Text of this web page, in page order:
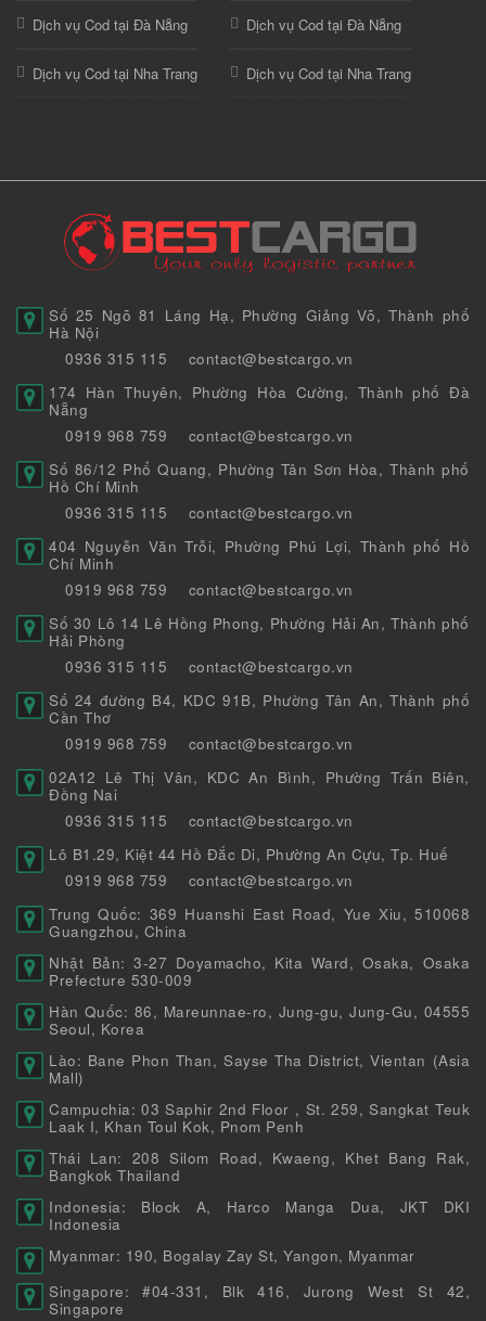
Dịch vụ Cod tại Đà Nẵng
Dịch vụ Cod tại Nha Trang
Dịch vụ Cod tại Đà Nẵng
Dịch vụ Cod tại Nha Trang
Số 25 Ngõ 81 Láng Hạ, Phường Giảng Võ, Thành phố
Hà Nội
0936 315 115
contact@bestcargo.vn
174 Hàn Thuyên, Phường Hòa Cường, Thành phố Đà
Nẵng
0919 968 759
contact@bestcargo.vn
Số 86/12 Phổ Quang, Phường Tân Sơn Hòa, Thành phố
Hồ Chí Minh
0936 315 115
contact@bestcargo.vn
404 Nguyễn Văn Trỗi, Phường Phú Lợi, Thành phố Hồ
Chí Minh
0919 968 759
contact@bestcargo.vn
Số 30 Lô 14 Lê Hồng Phong, Phường Hải An, Thành phố
Hải Phòng
0936 315 115
contact@bestcargo.vn
Số 24 đường B4, KDC 91B, Phường Tân An, Thành phố
Cần Thơ
0919 968 759
contact@bestcargo.vn
02A12 Lê Thị Vân, KDC An Bình, Phường Trấn Biên,
Đồng Nai
0936 315 115
contact@bestcargo.vn
Lô B1.29, Kiệt 44 Hồ Đắc Di, Phường An Cựu, Tp. Huế
0919 968 759
contact@bestcargo.vn
Trung Quốc: 369 Huanshi East Road, Yue Xiu, 510068
Guangzhou, China
Nhật Bản: 3-27 Doyamacho, Kita Ward, Osaka, Osaka
Prefecture 530-009
Hàn Quốc: 86, Mareunnae-ro, Jung-gu, Jung-Gu, 04555
Seoul, Korea
Lào: Bane Phon Than, Sayse Tha District, Vientan (Asia
Mall)
Campuchia: 03 Saphir 2nd Floor , St. 259, Sangkat Teuk
Laak I, Khan Toul Kok, Pnom Penh
Thái Lan: 208 Silom Road, Kwaeng, Khet Bang Rak,
Bangkok Thailand
Indonesia: Block A, Harco Manga Dua, JKT DKI
Indonesia
Myanmar: 190, Bogalay Zay St, Yangon, Myanmar
Singapore: #04-331, Blk 416, Jurong West St 42,
Singapore